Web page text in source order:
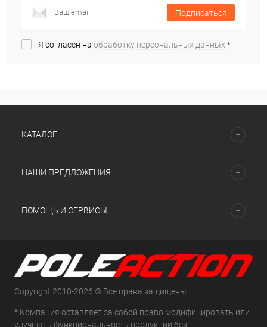
Подписаться
Я согласен на обработку персональных данных.*
КАТАЛОГ
НАШИ ПРЕДЛОЖЕНИЯ
ПОМОЩЬ И СЕРВИСЫ
Copyright 2010-2026 © Все права защищены.
* Компания оставляет за собой право модифицировать или
улучшать функциональность продукции без